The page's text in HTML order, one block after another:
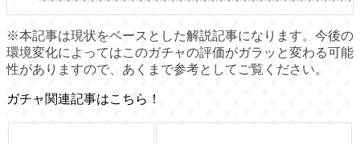
※本記事は現状をベースとした解説記事になります。今後の
環境変化によってはこのガチャの評価がガラッと変わる可能
性がありますので、あくまで参考としてご覧ください。
ガチャ関連記事はこちら！